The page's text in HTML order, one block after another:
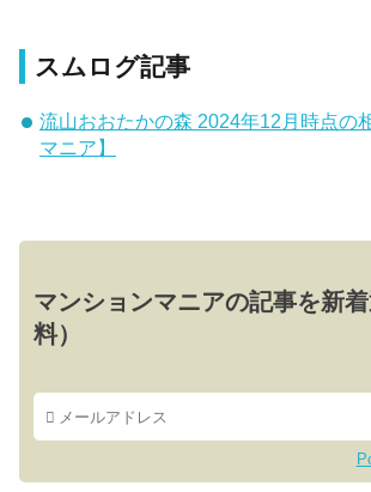
スムログ記事
流山おおたかの森 2024年12月時点の
マニア】
マンションマニアの記事を新
料）